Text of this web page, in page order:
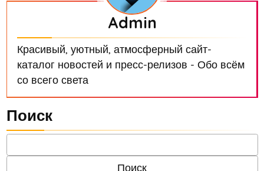
Admin
Красивый, уютный, атмосферный сайт-
каталог новостей и пресс-релизов - Обо всём
со всего света
Поиск